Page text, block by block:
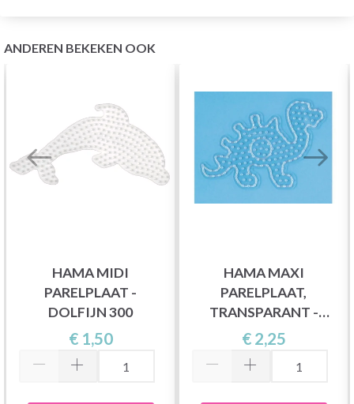
ANDEREN BEKEKEN OOK
HAMA MIDI
PARELPLAAT -
DOLFIJN 300
€ 1,50
HAMA MAXI
PARELPLAAT,
TRANSPARANT -
DINOSAURUS 8215
€ 2,25